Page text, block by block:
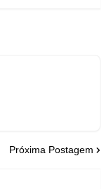
Próxima Postagem